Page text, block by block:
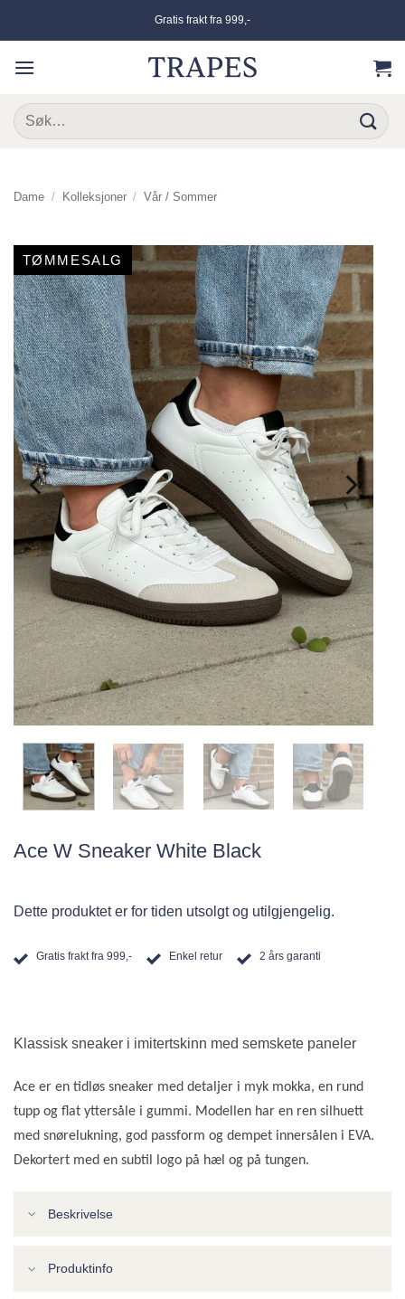
Gratis frakt fra 999,-
Søk
etter:
Dame / Kolleksjoner / Vår / Sommer
TØMMESALG
Ace W Sneaker White Black
Dette produktet er for tiden utsolgt og utilgjengelig.
Gratis frakt fra 999,- Enkel retur 2 års garanti
Klassisk sneaker i imitertskinn med semskete paneler
Ace er en tidløs sneaker med detaljer i myk mokka, en rund
tupp og flat yttersåle i gummi. Modellen har en ren silhuett
med snørelukning, god passform og dempet innersålen i EVA.
Dekortert med en subtil logo på hæl og på tungen.
Beskrivelse
Produktinfo